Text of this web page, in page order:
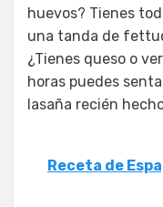
huevos? Tienes
una tanda de
¿Tienes queso o
horas puedes
lasaña recién
Receta de